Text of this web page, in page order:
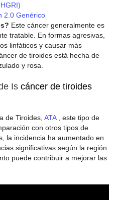
2.0 Genérico
Este cáncer generalmente es
tratable. En formas agresivas,
linfáticos y causar más
de tiroides está hecha de
y rosa.
Is cáncer de tiroides
de Tiroides, ATA, este tipo de
con otros tipos de
la incidencia ha aumentado en
significativas según la región
puede contribuir a mejorar las